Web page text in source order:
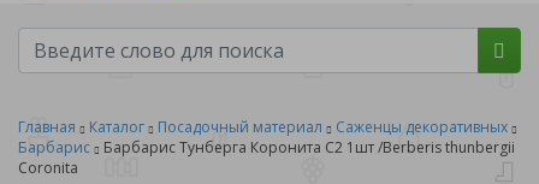
Главная Каталог Посадочный материал
Саженцы декоративных
Барбарис
Барбарис Тунберга Коронита С2 1шт /Berberis thunbergii
Coronita